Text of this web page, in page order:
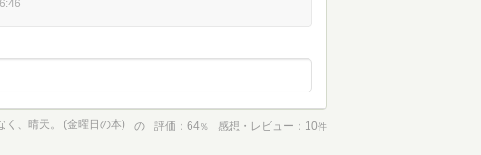
く、晴天。 (金曜日の本) の 評価 64％ 感想・レビュー 10件